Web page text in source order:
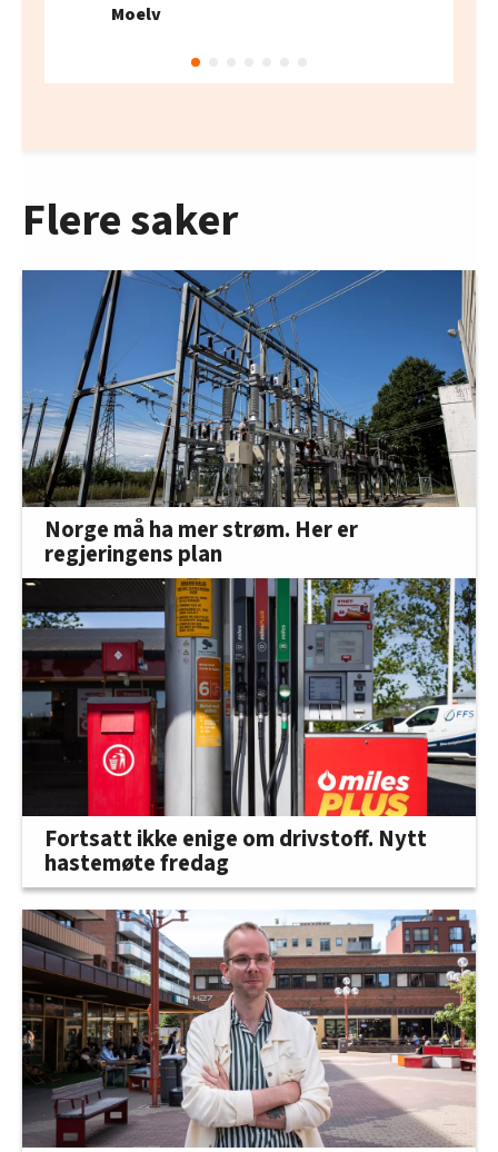
Moelv
Flere saker
Norge må ha mer strøm. Her er
regjeringens plan
Fortsatt ikke enige om drivstoff. Nytt
hastemøte fredag